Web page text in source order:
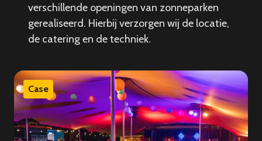
verschillende openingen van zonneparken
gerealiseerd. Hierbij verzorgen wij de locatie,
de catering en de techniek.
Case